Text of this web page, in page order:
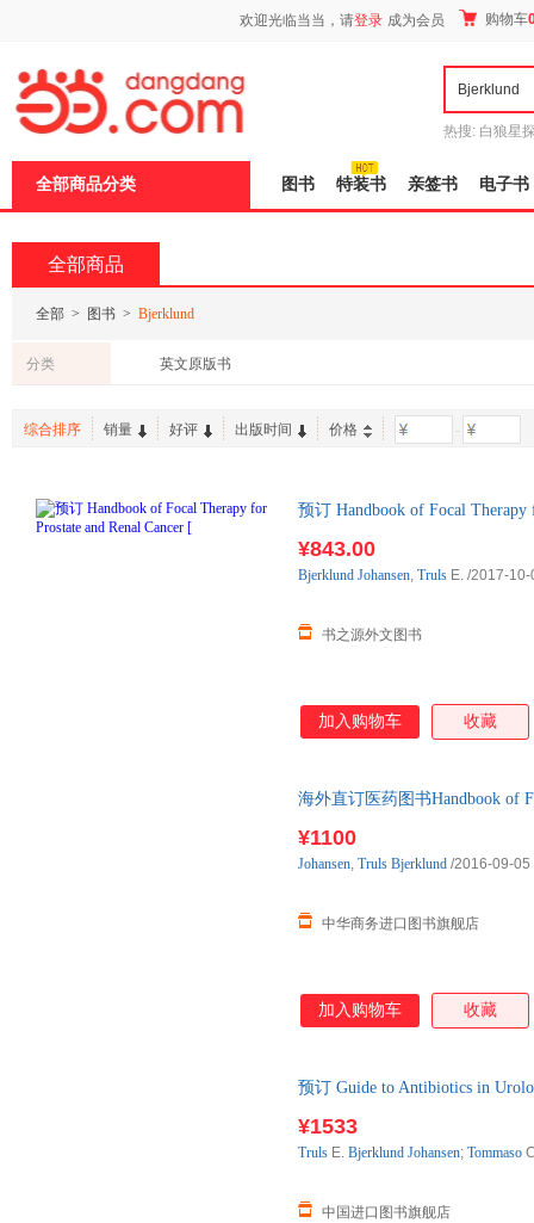
欢迎光临当当，请登录 成为会员 购物车
热搜: 白狼星
全部商品分类 图书 特装书 亲签书 电子书
全部商品
全部 > 图书 > Bjerklund
分类 英文原版书
综合排序 销量 好评 出版时间 价格 -
预订 Handbook of Focal
¥843.00
书之源外文图书
Bjerklund Johansen, Truls E. /2017-10-
加入购物车 收藏
海外直订医药图书Handbook of
¥1100
中华商务进口图书旗舰店
Johansen, Truls Bjerklund /2016-09-05
加入购物车 收藏
预订 Guide to Antibiotics in
¥1533
中国进口图书旗舰店
Truls E. Bjerklund Johansen; Tommaso
页
加